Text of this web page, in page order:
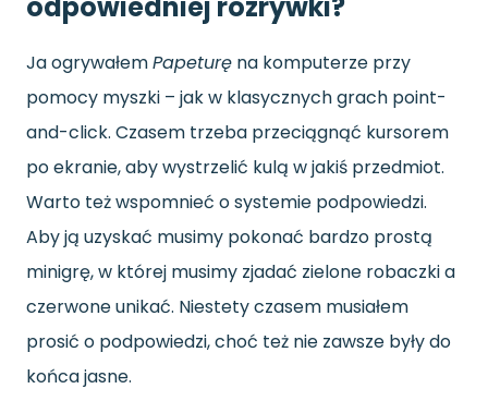
Ja ogrywałemPapeturę na komputerze przy
pomocy myszki – jak w klasycznych grach point-
and-click. Czasem trzeba przeciągnąć kursorem
po ekranie, aby wystrzelić kulą w jakiś przedmiot.
Warto też wspomnieć o systemie podpowiedzi.
Aby ją uzyskać musimy pokonać bardzo prostą
minigrę, w której musimy zjadać zielone robaczki a
czerwone unikać. Niestety czasem musiałem
prosić o podpowiedzi, choć też nie zawsze były do
końca jasne.